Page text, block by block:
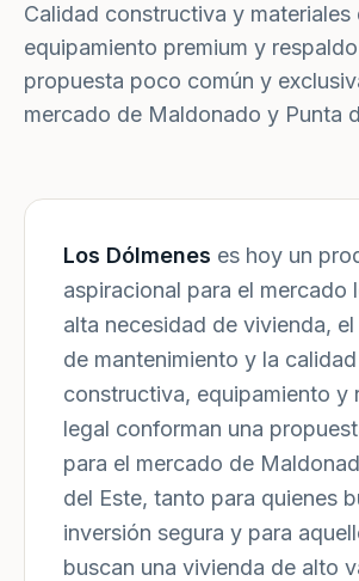
Calidad constructiva y materiales
equipamiento premium y
propuesta poco común y
mercado de Maldonado y Punta
Los Dólmenes es hoy un
aspiracional para el mercado
alta necesidad de vivienda,
de mantenimiento y la calidad
constructiva, equipamiento y
legal conforman una
para el mercado de
del Este, tanto para quienes
inversión segura y para
buscan una vivienda de alto